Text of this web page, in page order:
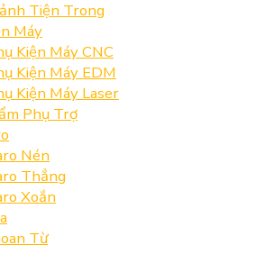
Tiện Trong
Máy
Kiện Máy CNC
Kiện Máy EDM
Kiện Máy Laser
Phụ Trợ
Nén
Thẳng
Xoắn
Từ